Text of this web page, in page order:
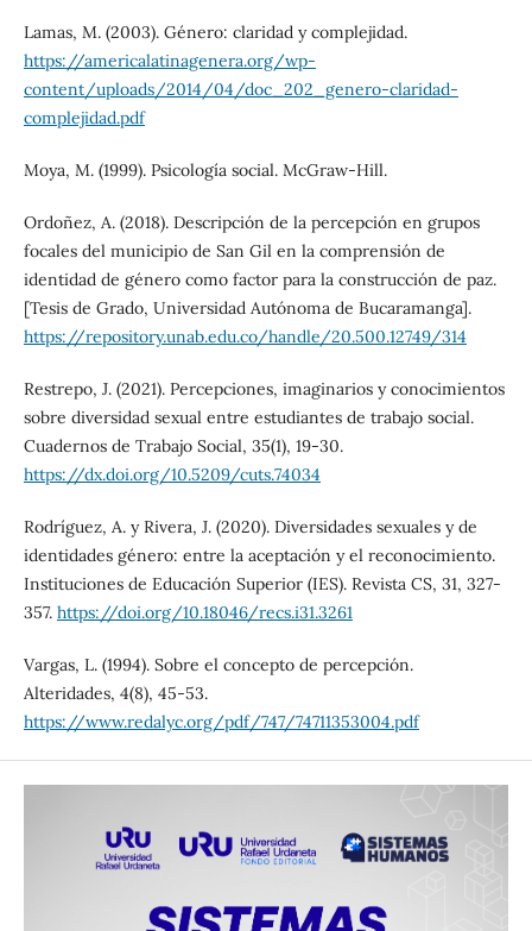
Lamas, M. (2003). Género: claridad y complejidad.
https://americalatinagenera.org/wp-
content/uploads/2014/04/doc_202_genero-claridad-
complejidad.pdf
Moya, M. (1999). Psicología social. McGraw-Hill.
Ordoñez, A. (2018). Descripción de la percepción en grupos
focales del municipio de San Gil en la comprensión de
identidad de género como factor para la construcción de paz.
[Tesis de Grado, Universidad Autónoma de Bucaramanga].
https://repository.unab.edu.co/handle/20.500.12749/314
Restrepo, J. (2021). Percepciones, imaginarios y conocimientos
sobre diversidad sexual entre estudiantes de trabajo social.
Cuadernos de Trabajo Social, 35(1), 19-30.
https://dx.doi.org/10.5209/cuts.74034
Rodríguez, A. y Rivera, J. (2020). Diversidades sexuales y de
identidades género: entre la aceptación y el reconocimiento.
Instituciones de Educación Superior (IES). Revista CS, 31, 327-
357. https://doi.org/10.18046/recs.i31.3261
Vargas, L. (1994). Sobre el concepto de percepción.
Alteridades, 4(8), 45-53.
https://www.redalyc.org/pdf/747/74711353004.pdf